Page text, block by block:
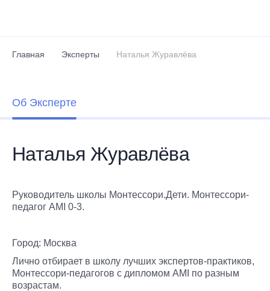
Главная Эксперты Наталья Журавлёва
Об Эксперте
Наталья Журавлёва
Руководитель школы Монтессори.Дети. Монтессори-
педагог AMI 0-3.
Город: Москва
Лично отбирает в школу лучших экспертов-практиков,
Монтессори-педагогов с дипломом AMI по разным
возрастам.